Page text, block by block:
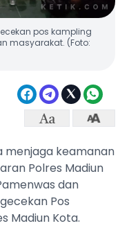
pos kampling
masyarakat. (Foto:
menjaga keamanan
Polres Madiun
dan
Pos
Madiun Kota.